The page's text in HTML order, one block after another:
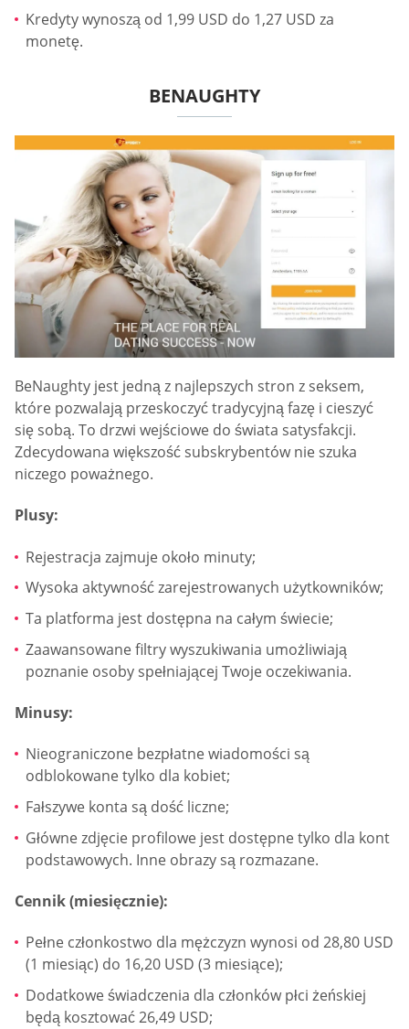
Kredyty wynoszą od 1,99 USD do 1,27 USD za
monetę.
BENAUGHTY
BeNaughty jest jedną z najlepszych stron z seksem,
które pozwalają przeskoczyć tradycyjną fazę i cieszyć
się sobą. To drzwi wejściowe do świata satysfakcji.
Zdecydowana większość subskrybentów nie szuka
niczego poważnego.
Plusy:
Rejestracja zajmuje około minuty;
Wysoka aktywność zarejestrowanych użytkowników;
Ta platforma jest dostępna na całym świecie;
Zaawansowane filtry wyszukiwania umożliwiają
poznanie osoby spełniającej Twoje oczekiwania.
Minusy:
Nieograniczone bezpłatne wiadomości są
odblokowane tylko dla kobiet;
Fałszywe konta są dość liczne;
Główne zdjęcie profilowe jest dostępne tylko dla kont
podstawowych. Inne obrazy są rozmazane.
Cennik (miesięcznie):
Pełne członkostwo dla mężczyzn wynosi od 28,80 USD
(1 miesiąc) do 16,20 USD (3 miesiące);
Dodatkowe świadczenia dla członków płci żeńskiej
będą kosztować 26,49 USD;